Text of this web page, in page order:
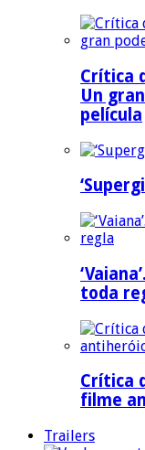
Crítica
Un
película
toda
Crítica
filme
Trailers